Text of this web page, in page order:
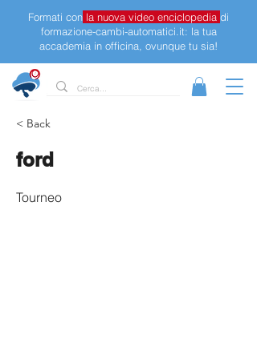
Formati con la nuova video enciclopedia di
formazione-cambi-automatici.it: la tua
accademia in officina, ovunque tu sia!
< Back
ford
Tourneo